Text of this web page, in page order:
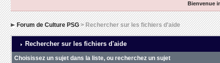
Bienvenue
Forum de Culture PSG> Rechercher sur les fichiers d'aide
Rechercher sur les fichiers d'aide
Choisissez un sujet dans la liste, ou recherchez un sujet